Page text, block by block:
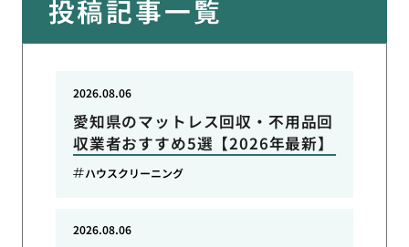
投稿記事一覧
愛知県のマットレス回収・不用品回
収業者おすすめ5選【2026年最新】
2026.08.06
ハウスクリーニング
2026.08.06